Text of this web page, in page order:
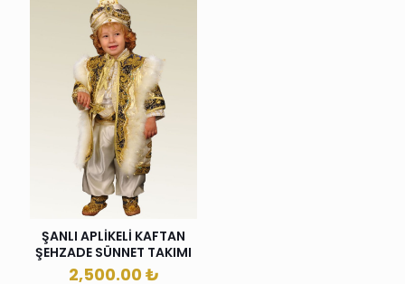
ŞANLI APLİKELİ KAFTAN
ŞEHZADE SÜNNET TAKIMI
2,500.00₺